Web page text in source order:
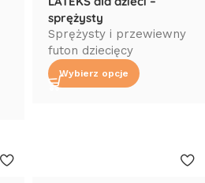
sprężysty
Sprężysty i przewiewny
futon dziecięcy
Wybierz opcje